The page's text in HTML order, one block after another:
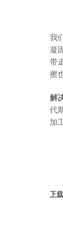
我
凝
带
擦
解
代
加
下